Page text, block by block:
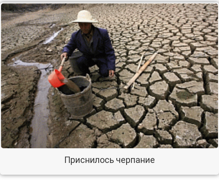
Приснилось черпание